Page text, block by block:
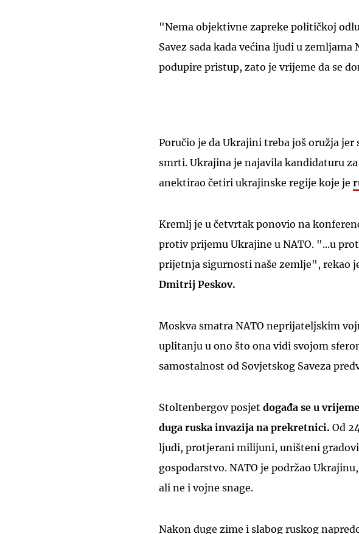
"Nema objektivne zapreke političkoj
Savez sada kada većina ljudi u
podupire pristup, zato je vrijeme da se
Poručio je da Ukrajini treba još oružja jer
smrti. Ukrajina je najavila kandidaturu
anektirao četiri ukrajinske regije koje je
Kremlj je u četvrtak ponovio na
protiv prijemu Ukrajine u NATO. "...u
prijetnja sigurnosti naše zemlje", rekao
Dmitrij Peskov.
Moskva smatra NATO neprijateljskim
uplitanju u ono što ona vidi svojom
samostalnost od Sovjetskog Saveza
Stoltenbergov posjet događa se u
duga ruska invazija na prekretnici. Od
ljudi, protjerani milijuni, uništeni
gospodarstvo. NATO je podržao
ali ne i vojne snage.
Nakon duge zime i slabog ruskog